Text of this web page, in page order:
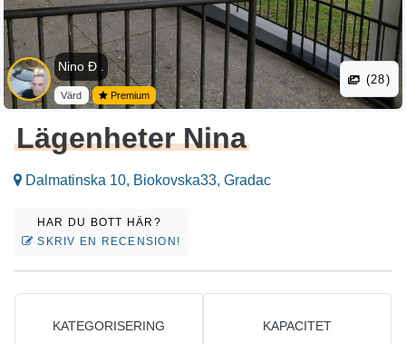
Nino Đ .
Värd Premium
(28)
Lägenheter Nina
Dalmatinska 10, Biokovska33, Gradac
HAR DU BOTT HÄR?
SKRIV EN RECENSION!
KATEGORISERING KAPACITET